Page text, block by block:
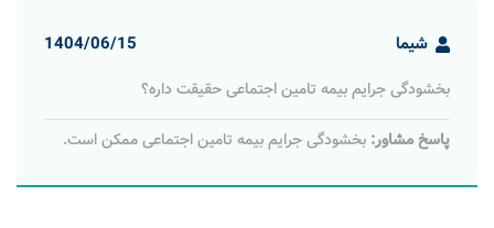
شیما 1404/06/15
بخشودگی جرایم بیمه تامین اجتماعی حقیقت داره؟
پاسخ مشاور: بخشودگی جرایم بیمه تامین اجتماعی ممکن است.